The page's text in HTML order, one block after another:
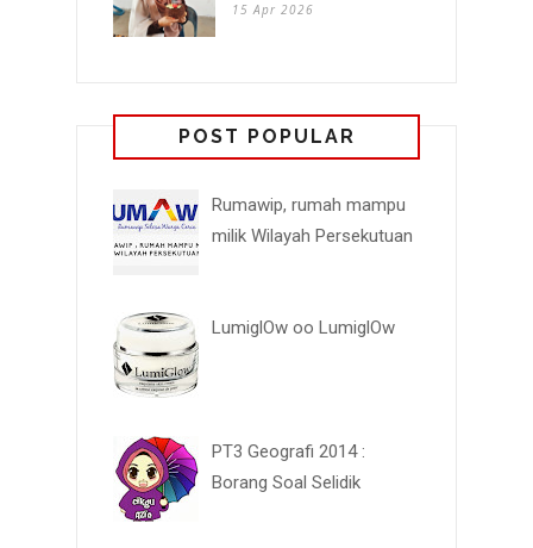
15 Apr 2026
POST POPULAR
Rumawip, rumah mampu
milik Wilayah Persekutuan
LumiglOw oo LumiglOw
PT3 Geografi 2014 :
Borang Soal Selidik